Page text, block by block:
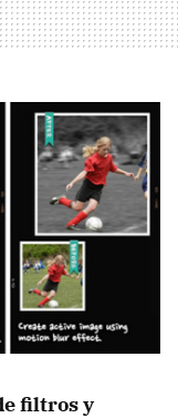
filtros y